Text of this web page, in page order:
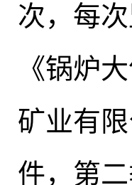
次，每
《锅炉
矿业有
件，第